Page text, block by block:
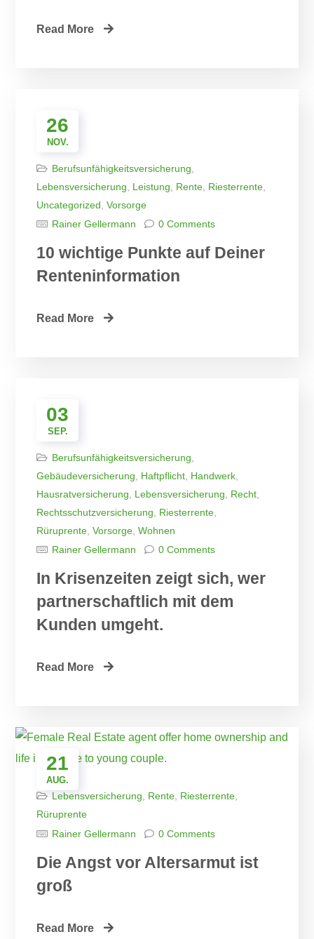
Read More
26
NOV.
Berufsunfähigkeitsversicherung
Lebensversicherung
Leistung Rente Riesterrente
Uncategorized ,Vorsorge
Rainer Gellermann
0 Comments
10 wichtige Punkte auf Deiner
Renteninformation
Read More
03
SEP.
Berufsunfähigkeitsversicherung
Gebäudeversicherung
Haftpflicht Handwerk
Hausratversicherung
Lebensversicherung Recht
Rechtsschutzversicherung
Riesterrente
Rüruprente ,Vorsorge ,Wohnen
Rainer Gellermann
0 Comments
In Krisenzeiten zeigt sich, wer
partnerschaftlich mit dem
Kunden umgeht.
Read More
21
AUG.
Lebensversicherung, Rente, Riesterrente,
Rüruprente
Rainer Gellermann
0 Comments
Die Angst vor Altersarmut ist
groß
Read More